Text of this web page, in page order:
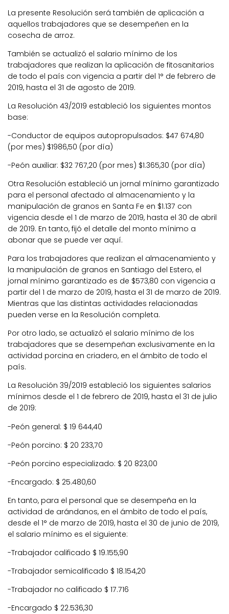
La presente Resolución será también de aplicación a
aquellos trabajadores que se desempeñen en la
cosecha de arroz.
También se actualizó el salario mínimo de los
trabajadores que realizan la aplicación de fitosanitarios
de todo el país con vigencia a partir del 1° de febrero de
2019, hasta el 31 de agosto de 2019.
La Resolución 43/2019 estableció los siguientes montos
base:
-Conductor de equipos autopropulsados: $47 674,80
(por mes) $1986,50 (por día)
-Peón auxiliar: $32 767,20 (por mes) $1.365,30 (por día)
Otra Resolución estableció un jornal mínimo garantizado
para el personal afectado al almacenamiento y la
manipulación de granos en Santa Fe en $1.137 con
vigencia desde el 1 de marzo de 2019, hasta el 30 de abril
de 2019. En tanto, fijó el detalle del monto mínimo a
abonar que se puede ver aquí.
Para los trabajadores que realizan el almacenamiento y
la manipulación de granos en Santiago del Estero, el
jornal mínimo garantizado es de $573,80 con vigencia a
partir del 1 de marzo de 2019, hasta el 31 de marzo de 2019.
Mientras que las distintas actividades relacionadas
pueden verse en la Resolución completa.
Por otro lado, se actualizó el salario mínimo de los
trabajadores que se desempeñan exclusivamente en la
actividad porcina en criadero, en el ámbito de todo el
país.
La Resolución 39/2019 estableció los siguientes salarios
mínimos desde el 1 de febrero de 2019, hasta el 31 de julio
de 2019:
-Peón general: $ 19 644,40
-Peón porcino: $ 20 233,70
-Peón porcino especializado: $ 20 823,00
-Encargado: $ 25.480,60
En tanto, para el personal que se desempeña en la
actividad de arándanos, en el ámbito de todo el país,
desde el 1° de marzo de 2019, hasta el 30 de junio de 2019,
el salario mínimo es el siguiente:
-Trabajador calificado $ 19.155,90
-Trabajador semicalificado $ 18.154,20
-Trabajador no calificado $ 17.716
-Encargado $ 22.536,30